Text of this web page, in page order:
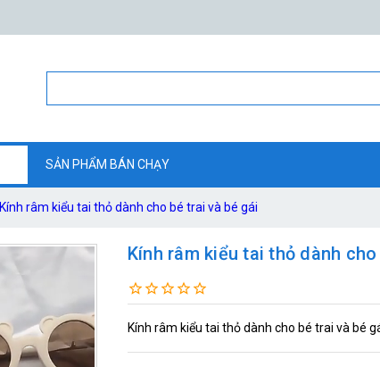
SẢN PHẨM BÁN CHẠY
Kính râm kiểu tai thỏ dành cho bé trai và bé gái
Kính râm kiểu tai thỏ dành
Kính râm kiểu tai thỏ dành cho bé trai và bé